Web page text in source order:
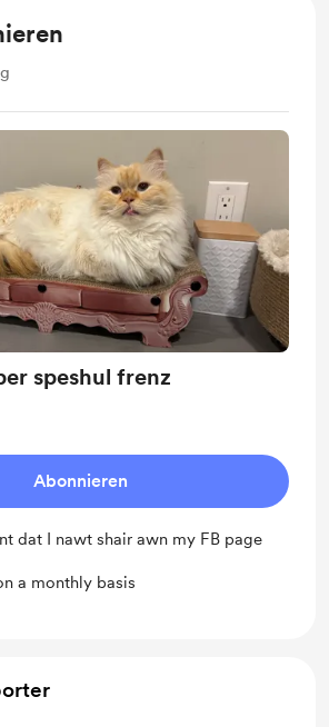
speshul frenz
Abonnieren
dat I nawt shair awn my FB page
a monthly basis